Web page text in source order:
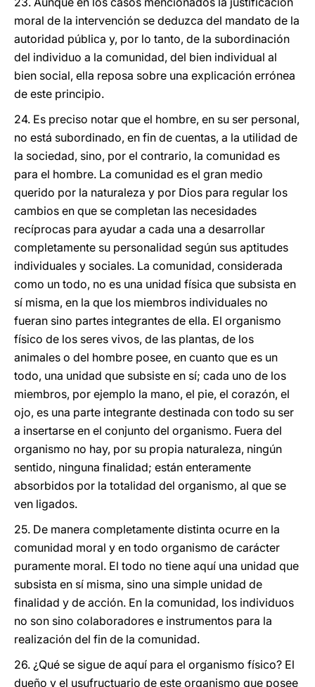
moral de la intervención se deduzca del mandato de la
autoridad pública y, por lo tanto, de la subordinación
del individuo a la comunidad, del bien individual al
bien social, ella reposa sobre una explicación errónea
de este principio.
24. Es preciso notar que el hombre, en su ser personal,
no está subordinado, en fin de cuentas, a la utilidad de
la sociedad, sino, por el contrario, la comunidad es
para el hombre. La comunidad es el gran medio
querido por la naturaleza y por Dios para regular los
cambios en que se completan las necesidades
recíprocas para ayudar a cada una a desarrollar
completamente su personalidad según sus aptitudes
individuales y sociales. La comunidad, considerada
como un todo, no es una unidad física que subsista en
sí misma, en la que los miembros individuales no
fueran sino partes integrantes de ella. El organismo
físico de los seres vivos, de las plantas, de los
animales o del hombre posee, en cuanto que es un
todo, una unidad que subsiste en sí; cada uno de los
miembros, por ejemplo la mano, el pie, el corazón, el
ojo, es una parte integrante destinada con todo su ser
a insertarse en el conjunto del organismo. Fuera del
organismo no hay, por su propia naturaleza, ningún
sentido, ninguna finalidad; están enteramente
absorbidos por la totalidad del organismo, al que se
ven ligados.
25. De manera completamente distinta ocurre en la
comunidad moral y en todo organismo de carácter
puramente moral. El todo no tiene aquí una unidad que
subsista en sí misma, sino una simple unidad de
finalidad y de acción. En la comunidad, los individuos
no son sino colaboradores e instrumentos para la
realización del fin de la comunidad.
26. ¿Qué se sigue de aquí para el organismo físico? El
dueño y el usufructuario de este organismo que posee